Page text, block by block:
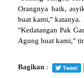
Orangnya baik,
buat kami," katanya.
"Kedatangan Pak
Agung buat kami,"
Bagikan :